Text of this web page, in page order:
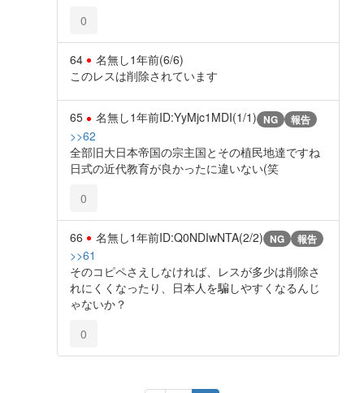
0
64 名無し1年前(6/6)
このレスは削除されています
65 名無し1年前ID:YyMjc1MDI(1/1) NG 報告
>>62
全部旧大日本帝国の宗主国とその植民地達ですね
日式の近代教育が良かったに違いない(笑
0
66 名無し1年前ID:Q0NDIwNTA(2/2) NG 報告
>>61
そのコピペさえしなければ、レスが多少は削除さ
れにくくなったり、日本人を騙しやすくなるんじ
ゃないか？
0